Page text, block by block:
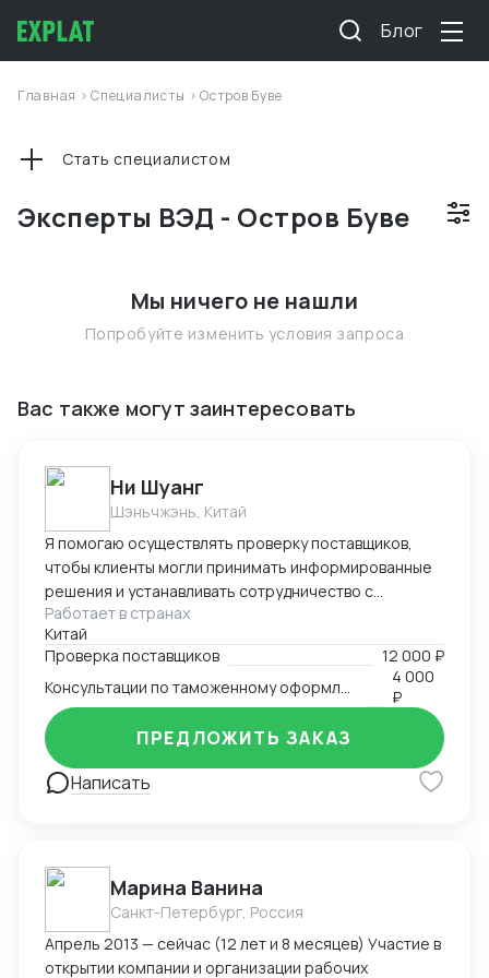
Блог
Главная >Специалисты >Остров Буве
Эксперты ВЭД - Остров Буве
Стать специалистом
Мы ничего не нашли
Попробуйте изменить условия запроса
Вас также могут заинтересовать
Ни Шуанг
Шэньчжэнь, Китай
Я помогаю осуществлять проверку поставщиков,
чтобы клиенты могли принимать информированные
решения и устанавливать сотрудничество с
надежными и квалифицированными партнерами.
Произвожу тщательный анализ рынка и имею
прочные связи с местными поставщиками и
таможенными органами. Я глубоко понимаю
требования и сложности, с которыми сталкиваются
предприниматели и компании, осуществляющие
международную торговлю. Я также готова
предоставить свои услуги на любом
Работает в странах
Китай
Проверка поставщиков
12 000 ₽
4 000
₽
Написать
ПРЕДЛОЖИТЬ ЗАКАЗ
Марина Ванина
Санкт-Петербург, Россия
Апрель 2013 — сейчас (12 лет и 8 месяцев) Участие в
открытии компании и организации рабочих